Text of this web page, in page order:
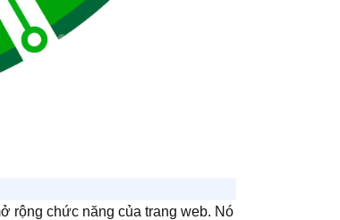
rộng chức năng của trang web. Nó